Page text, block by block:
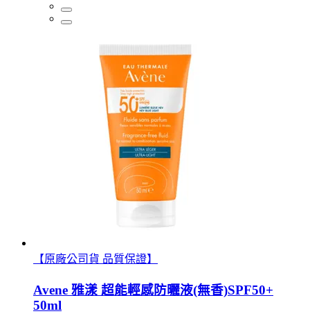
【原廠公司貨 品質保證】
Avene 雅漾 超能輕感防曬液(無香)SPF50+
50ml